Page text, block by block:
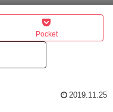
Pocket
2019.11.25